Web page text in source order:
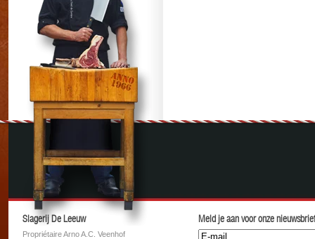
Slagerij De Leeuw
Propriétaire Arno A.C. Veenhof
Meld je aan voor onze